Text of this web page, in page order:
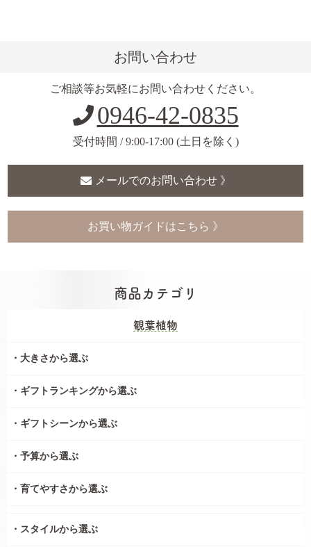
お問い合わせ
ご相談等お気軽にお問い合わせください。
0946-42-0835
受付時間 / 9:00-17:00 (土日を除く)
メールでのお問い合わせ 》
お買い物ガイドはこちら 》
商品カテゴリ
観葉植物
大きさから選ぶ
ギフトランキングから選ぶ
ギフトシーンから選ぶ
予算から選ぶ
育てやすさから選ぶ
スタイルから選ぶ